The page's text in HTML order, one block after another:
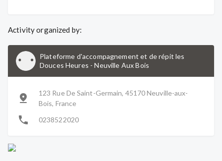
Activity organized by:
Plateforme d'accompagnement et de répit les
Douces Heures -Neuville Aux Bois
123 Rue De Saint-Germain, 45170 Neuville-aux-
Bois, France
0238522020